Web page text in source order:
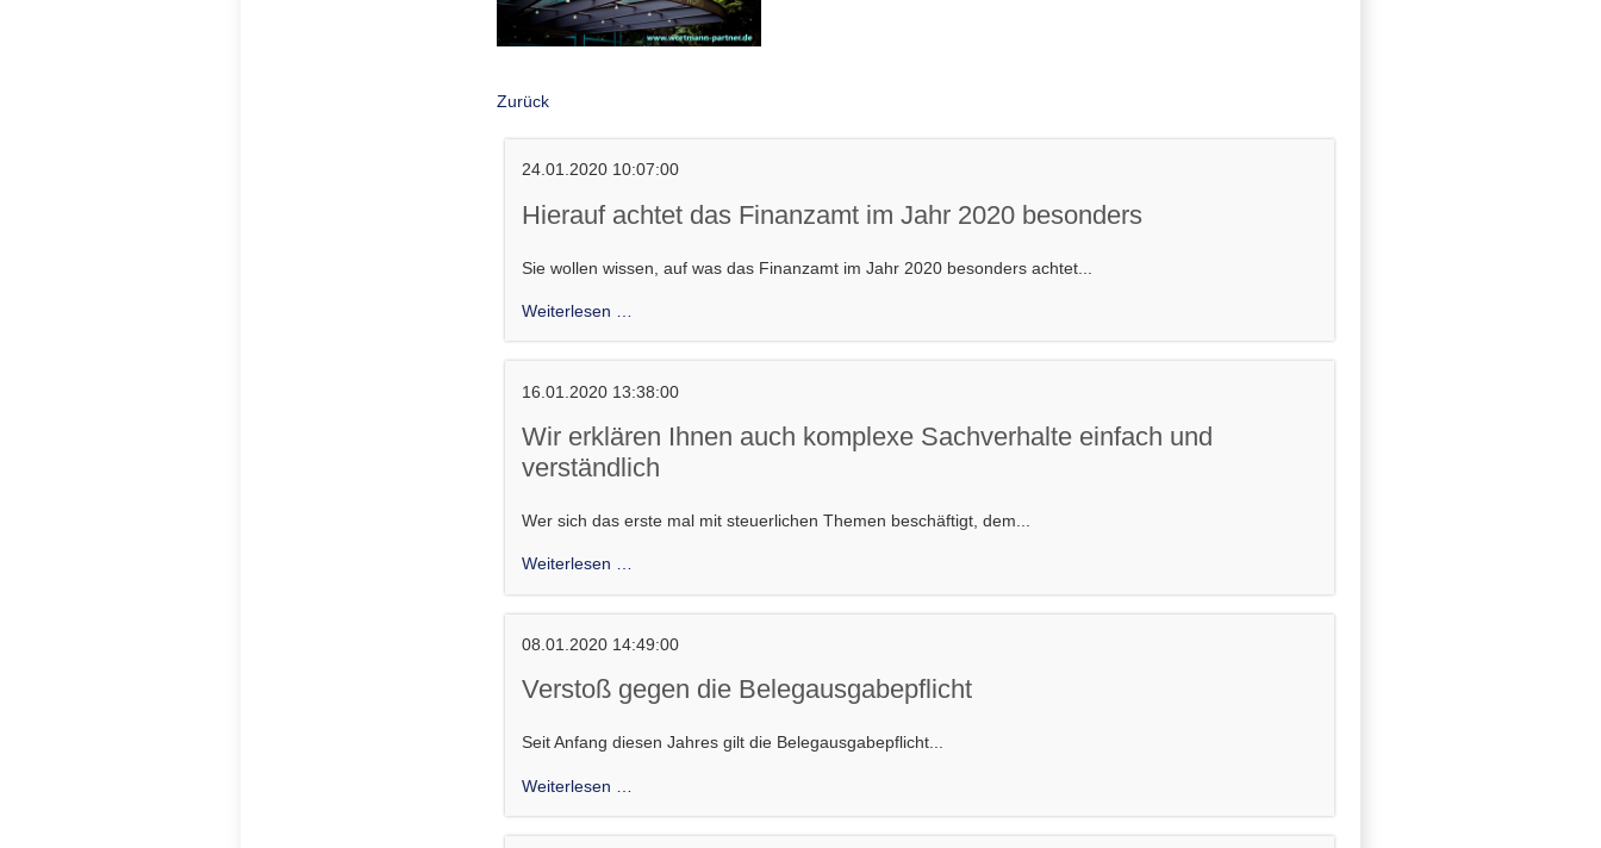
Zurück
24.01.2020 10:07:00
Hierauf achtet das Finanzamt im Jahr 2020 besonders
Sie wollen wissen, auf was das Finanzamt im Jahr 2020 besonders achtet...
Weiterlesen …
das
Finanzamt
Jahr
2020
16.01.2020 13:38:00
Wir erklären Ihnen auch komplexe Sachverhalte einfach und
verständlich
Wer sich das erste mal mit steuerlichen Themen beschäftigt, dem...
Weiterlesen …
Ihnen
auch
Sachverhalte
und
08.01.2020 14:49:00
Verstoß gegen die Belegausgabepflicht
Seit Anfang diesen Jahres gilt die Belegausgabepflicht...
Weiterlesen …
die